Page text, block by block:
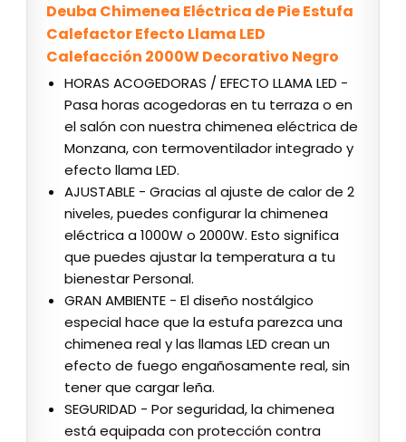
Deuba Chimenea Eléctrica de Pie Estufa
Calefactor Efecto Llama LED
Calefacción 2000W Decorativo Negro
HORAS ACOGEDORAS / EFECTO LLAMA LED -
Pasa horas acogedoras en tu terraza o en
el salón con nuestra chimenea eléctrica de
Monzana, con termoventilador integrado y
efecto llama LED.
AJUSTABLE - Gracias al ajuste de calor de 2
niveles, puedes configurar la chimenea
eléctrica a 1000W o 2000W. Esto significa
que puedes ajustar la temperatura a tu
bienestar Personal.
GRAN AMBIENTE - El diseño nostálgico
especial hace que la estufa parezca una
chimenea real y las llamas LED crean un
efecto de fuego engañosamente real, sin
tener que cargar leña.
SEGURIDAD - Por seguridad, la chimenea
está equipada con protección contra